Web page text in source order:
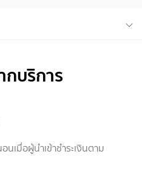
กบริการ
นเมื่อผู้นำเข้าชำระเงินตาม